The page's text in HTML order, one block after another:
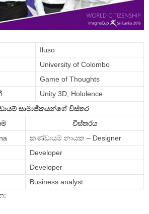
Iluso
University of Colombo
Game of Thoughts
Unity 3D, Hololence
සාමාජිකයන්ගේ විස්තර
විස්තරය
කණ්ඩායම් නායක – Designer
Developer
Developer
Business analyst